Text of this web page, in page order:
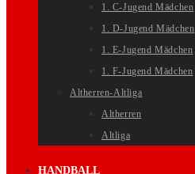
1. C-Jugend Mädchen
1. D-Jugend Mädchen
1. E-Jugend Mädchen
1. F-Jugend Mädchen
Altherren-Altliga
Altherren
Altliga
HANDBALL